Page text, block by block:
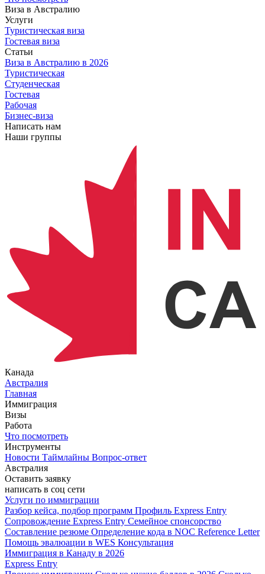
Виза в Австралию
Услуги
Туристическая виза
Гостевая виза
Статьи
Виза в Австралию в 2026
Туристическая
Студенческая
Гостевая
Рабочая
Бизнес-виза
Написать нам
Наши группы
Канада
Австралия
Главная
Иммиграция
Визы
Работа
Что посмотреть
Инструменты
Новости Таймлайны Вопрос-ответ
Австралия
Оставить заявку
написать в соц сети
Услуги по иммиграции
Разбор кейса, подбор программ Профиль Express Entry
Сопровождение Express Entry Семейное спонсорство
Составление резюме Определение кода в NOC Reference Letter
Помощь эвалюации в WES Консультация
Иммиграция в Канаду в 2026
Express Entry